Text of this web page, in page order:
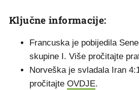
Ključne informacije:
Francuska je pobijedila
skupine I. Više pročitajte
Norveška je svladala Iran
pročitajte OVDJE.